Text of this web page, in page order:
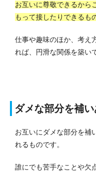
お互いに尊敬できるから
もって接したりできるも
仕事や趣味のほか、考え
れば、円滑な関係を築い
ダメな部分を補
お互いにダメな部分を補
れるものです。
誰にでも苦手なことや欠